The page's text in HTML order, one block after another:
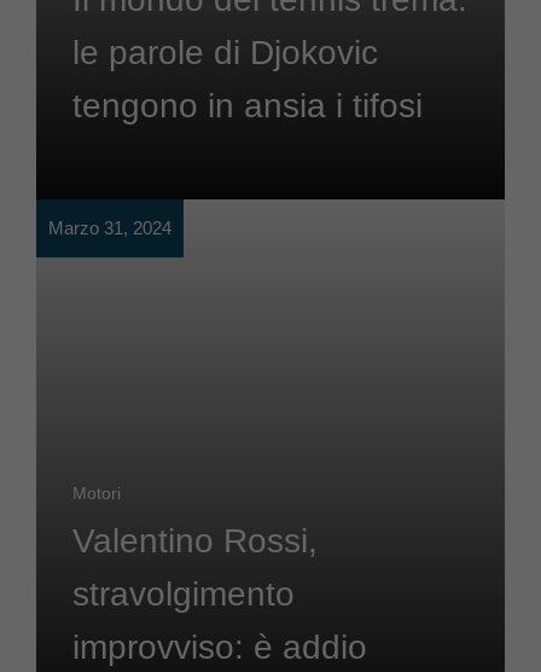
le parole di Djokovic
tengono in ansia i tifosi
Marzo 31, 2024
Motori
Valentino Rossi,
stravolgimento
improvviso: è addio